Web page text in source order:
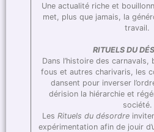
Une actualité riche et
met, plus que jamais, la
travail.
RITUELS DU
Dans l’histoire des carnavals,
fous et autres charivaris, les
dansent pour inverser
dérision la hiérarchie et
société.
Les Rituels du désordre
expérimentation afin de jouir